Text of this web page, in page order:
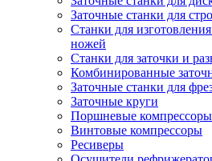
Заточные станки для
Станки для
ножей
Станки для заточки и
Комбинированные
Заточные станки для
Заточные круги
Поршневые компрессоры
Винтовые компрессоры
Ресиверы